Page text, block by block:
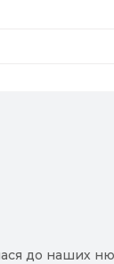
до наших